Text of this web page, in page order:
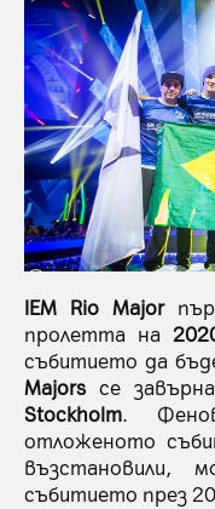
IEM Rio Major
пролетта на
събитието да
Majors се
Stockholm.
отложеното
възстановили,
събитието през